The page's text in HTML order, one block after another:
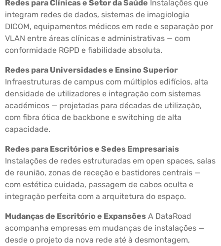
Redes para Clínicas e Setor da Saúde Instalações que
integram redes de dados, sistemas de imagiologia
DICOM, equipamentos médicos em rede e separação por
VLAN entre áreas clínicas e administrativas — com
conformidade RGPD e fiabilidade absoluta.
Redes para Universidades e Ensino Superior
Infraestruturas de campus com múltiplos edifícios, alta
densidade de utilizadores e integração com sistemas
académicos — projetadas para décadas de utilização,
com fibra ótica de backbone e switching de alta
capacidade.
Redes para Escritórios e Sedes Empresariais
Instalações de redes estruturadas em open spaces, salas
de reunião, zonas de receção e bastidores centrais —
com estética cuidada, passagem de cabos oculta e
integração perfeita com a arquitetura do espaço.
Mudanças de Escritório e Expansões A DataRoad
acompanha empresas em mudanças de instalações —
desde o projeto da nova rede até à desmontagem,